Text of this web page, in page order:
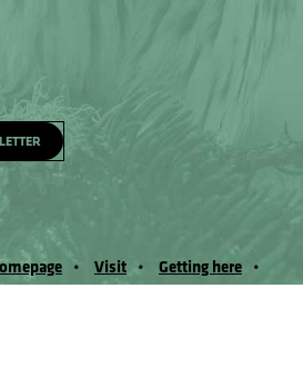
Visit
Getting here
Mechanism
Feedback mechanism